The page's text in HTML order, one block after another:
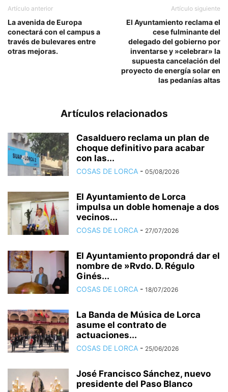
Artículo anterior
La avenida de Europa
conectará con el campus a
través de bulevares entre
otras mejoras.
Artículo siguiente
El Ayuntamiento reclama el
cese fulminante del
delegado del gobierno por
inventarse y »celebrar» la
supuesta cancelación del
proyecto de energía solar en
las pedanías altas
Artículos relacionados
Casalduero reclama un plan de
choque definitivo para acabar
con las...
COSAS DE LORCA - 05/08/2026
El Ayuntamiento de Lorca
impulsa un doble homenaje a dos
vecinos...
COSAS DE LORCA - 27/07/2026
El Ayuntamiento propondrá dar el
nombre de »Rvdo. D. Régulo
Ginés...
COSAS DE LORCA - 18/07/2026
La Banda de Música de Lorca
asume el contrato de
actuaciones...
COSAS DE LORCA - 25/06/2026
José Francisco Sánchez, nuevo
presidente del Paso Blanco